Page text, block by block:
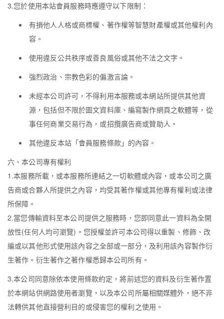
3.您於使用本站會員服務時應遵守以下限制：
有損他人人格或商標權、著作權等智慧財產權或其他權利內
容。
使用違反公共秩序或善良風俗或其他不法之文字。
強烈政治、宗教色彩的偏激言論。
未經本公司許可，不得利用本服務或本網站所提供其他資
源，包括但不限於圖文資料庫、編寫製作網頁之軟體等，從
事任何商業交易行為，或招攬廣告商或贊助人。
其他違反本站「會員服務條款」的內容。
六、本公司專有權利
1.本服務所載，或本服務所連結之一切軟體或內容，或本公司之廣
告商或合夥人所提供之內容，均受其著作權或其他專有權利或法律
所保障。
2.當您傳輸資料至本公司提供之服務時，您即同意此一資料為全開
放性(任何人均可瀏覽)。您授權並許可本公司得以重製、修飾、改
編或以其他形式使用該內容之全部或一部分，及利用該內容製作衍
生著作。衍生著作之著作權悉歸本公司所有。
3.本公司同意除依本使用條款約定，將前述您的資料及衍生著作置
於本網站供網路使用者瀏覽，以及本公司所屬相關媒體外，絕不非
法轉供其他直接營利目的或侵害您的權利之使用。